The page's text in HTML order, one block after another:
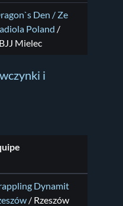
Den / Ze
Poland /
Mielec
i
Dynamit
/ Rzeszów